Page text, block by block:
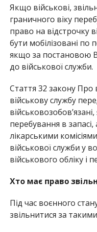
Якщо військові,
граничного віку
право на відстрочку
бути мобілізовані по
якщо за постановою
до військової служби.
Стаття 32 закону Про
військову службу
перебування в
лікарськими
військової служби у
військового обліку і
Хто має право
Під час воєнного
звільнитися за